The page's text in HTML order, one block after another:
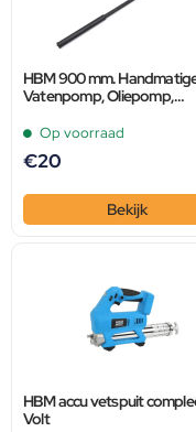
HBM 900 mm.
Vatenpomp, Oliepomp,
Op voorraad
€20
Bekijk
HBM accu vetspuit
Volt